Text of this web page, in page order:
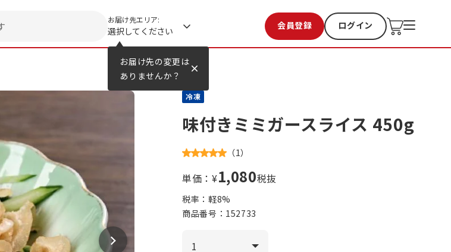
お届け先の変更は
ありませんか？
お届け先エリア:
選択してください 会員登録 ログイン
お気に入り 過去購入
冷凍
味付きミミガースライス 450g
（1）
単価：¥1,080税抜
税率：軽8%
商品番号： 152733